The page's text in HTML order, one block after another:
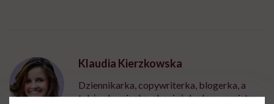
Klaudia Kierzkowska
Dziennikarka, copywriterka, blogerka, a
także chemiczka, chociaż dyplom magistra